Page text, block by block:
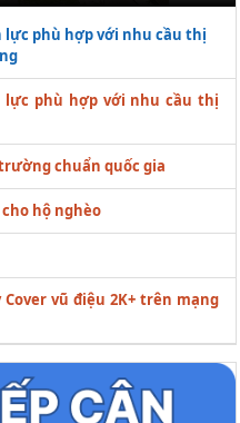
phù hợp với nhu cầu thị
lực phù hợp với nhu cầu thị
chuẩn quốc gia
hộ nghèo
vũ điệu 2K+ trên mạng